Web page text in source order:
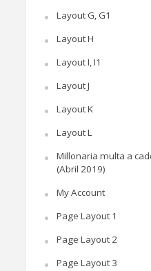
Layout G, G1
Layout H
Layout I, I1
Layout J
Layout K
Layout L
Millonaria multa a
(Abril 2019)
My Account
Page Layout 1
Page Layout 2
Page Layout 3